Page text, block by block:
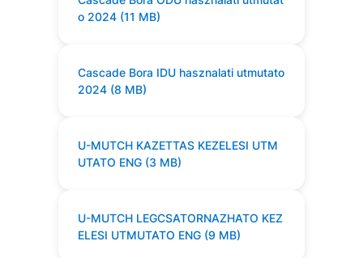
o 2024 (11 MB)
Cascade Bora IDU hasznalati utmutato
2024 (8 MB)
U-MUTCH KAZETTAS KEZELESI UTM
UTATO ENG (3 MB)
U-MUTCH LEGCSATORNAZHATO KEZ
ELESI UTMUTATO ENG (9 MB)